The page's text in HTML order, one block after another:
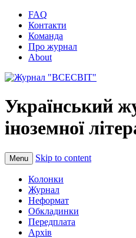
FAQ
Контакти
Команда
Про журнал
About
Український
іноземної
Menu Skip to content
Колонки
Журнал
Неформат
Обкладинки
Передплата
Архів